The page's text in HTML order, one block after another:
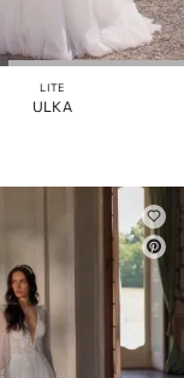
LITE
ULKA